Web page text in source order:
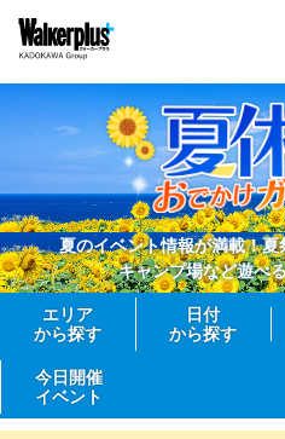
夏のイベント情報が満載！
キャンプ場など遊べ
エリア
から探す
日付
から探す
今日開催
イベント